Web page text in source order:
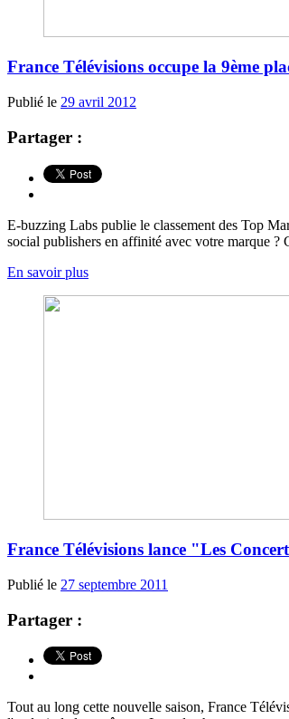
France Télévisions occupe la 9ème
Publié le 29 avril 2012
Partager :
E-buzzing Labs publie le classement des Top
social publishers en affinité avec votre marque ?
En savoir plus
France Télévisions lance "Les
Publié le 27 septembre 2011
Partager :
Tout au long cette nouvelle saison, France